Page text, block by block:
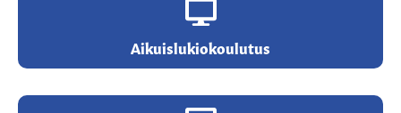
Aikuislukiokoulutus